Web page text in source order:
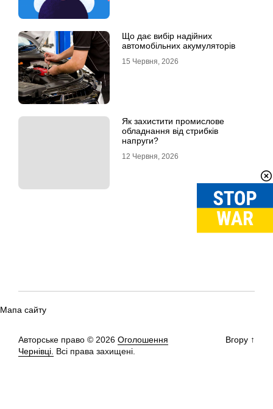
Що дає вибір надійних
автомобільних акумуляторів
15 Червня, 2026
Як захистити промислове
обладнання від стрибків
напруги?
12 Червня, 2026
Мапа сайту
Авторське право © 2026 Оголошення
Чернівці. Всі права захищені.
Вгору ↑